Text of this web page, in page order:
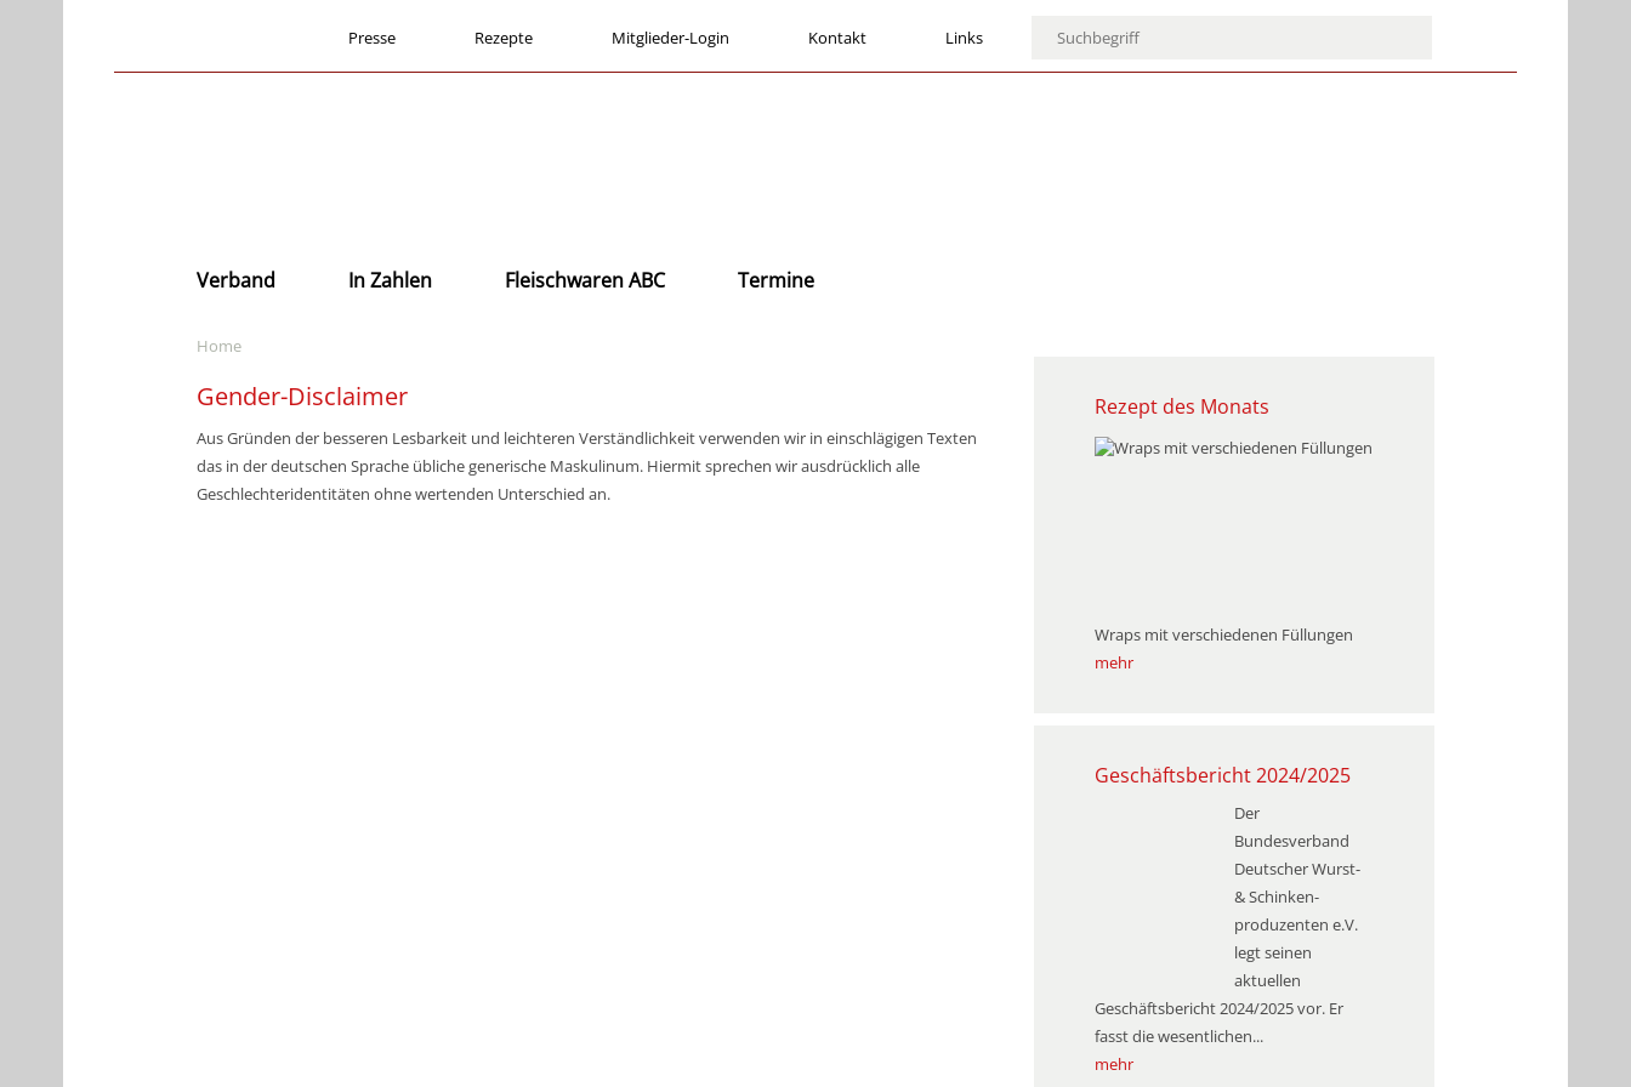
Links
Kontakt
Mitglieder-Login
Rezepte
Presse
Verband In Zahlen Fleischwaren ABC Termine
Home
Gender-Disclaimer
Aus Gründen der besseren Lesbarkeit und leichteren Verständlichkeit verwenden wir in einschlägigen Texten
das in der deutschen Sprache übliche generische Maskulinum. Hiermit sprechen wir ausdrücklich alle
Geschlechteridentitäten ohne wertenden Unterschied an.
Rezept des Monats
Wraps mit verschiedenen Füllungen
mehr
Geschäftsbericht 2024/2025
Der
Bundesverband
Deutscher Wurst-
& Schinken­
produzenten e.V.
legt seinen
aktuellen
Geschäftsbericht 2024/2025 vor. Er
fasst die wesentlichen...
mehr